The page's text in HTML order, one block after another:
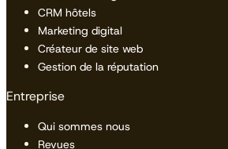
CRM hôtels
Marketing digital
Créateur de site web
Gestion de la réputation
Entreprise
Qui sommes nous
Revues